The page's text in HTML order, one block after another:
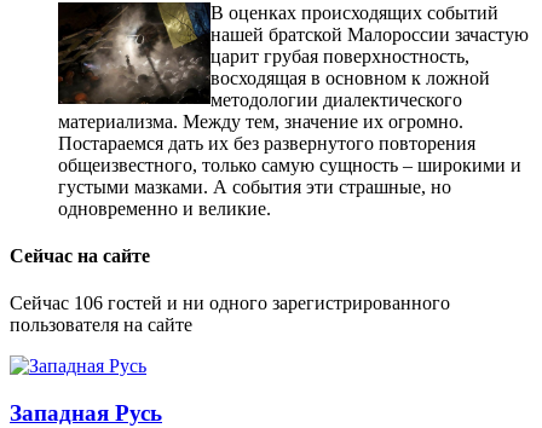
В оценках происходящих событий
нашей братской Малороссии зачастую
царит грубая поверхностность,
восходящая в основном к ложной
методологии диалектического
материализма. Между тем, значение их огромно.
Постараемся дать их без развернутого повторения
общеизвестного, только самую сущность – широкими и
густыми мазками. А события эти страшные, но
одновременно и великие.
Сейчас на сайте
Сейчас 106 гостей и ни одного зарегистрированного
пользователя на сайте
Западная Русь